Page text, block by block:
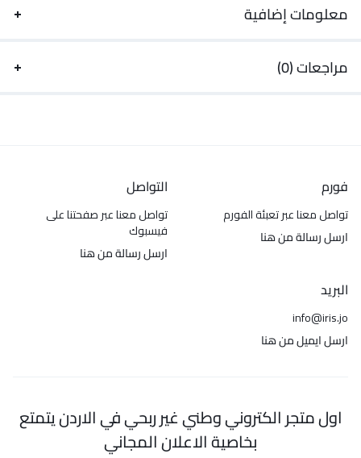
معلومات إضافية
مراجعات (0)
فورم
تواصل معنا عبر تعبئة الفورم
ارسل رسالة من هنا
التواصل
تواصل معنا عبر صفحتنا على
فيسبوك
ارسل رسالة من هنا
البريد
info@iris.jo
ارسل ايميل من هنا
اول متجر الكتروني وطني غير ربحي في الاردن يتمتع
بخاصية الاعلان المجاني